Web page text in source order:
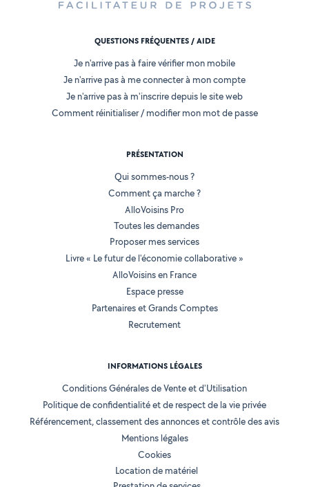
QUESTIONS FRÉQUENTES / AIDE
Je n'arrive pas à faire vérifier mon mobile
Je n'arrive pas à me connecter à mon compte
Je n'arrive pas à m'inscrire depuis le site web
Comment réinitialiser / modifier mon mot de passe
PRÉSENTATION
Qui sommes-nous ?
Comment ça marche ?
AlloVoisins Pro
Toutes les demandes
Proposer mes services
Livre « Le futur de l'économie collaborative »
AlloVoisins en France
Espace presse
Partenaires et Grands Comptes
Recrutement
INFORMATIONS LÉGALES
Conditions Générales de Vente et d'Utilisation
Politique de confidentialité et de respect de la vie privée
Référencement, classement des annonces et contrôle des avis
Mentions légales
Cookies
Location de matériel